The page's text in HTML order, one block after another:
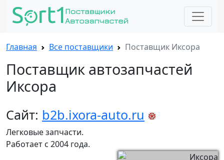
Главная Все поставщики Поставщик Иксора
Поставщик автозапчастей
Иксора
Сайт: b2b.ixora-auto.ru
Легковые запчасти.
Работает с 2004 года.